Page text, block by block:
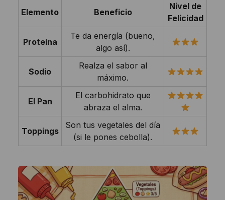
Elemento Beneficio
Nivel de
Felicidad
Proteína
Te da energía (bueno,
algo así).
Sodio
Realza el sabor al
máximo.
El Pan
El carbohidrato que
abraza el alma.
Toppings
Son tus vegetales del día
(si le pones cebolla).